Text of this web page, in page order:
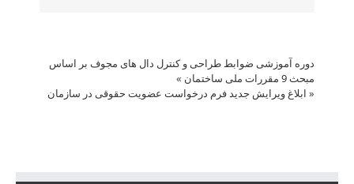
دوره آموزشی ضوابط طراحی و کنترل دال های مجوف بر اساس
مبحث 9 مقررات ملی ساختمان
»
« ابلاغ ویرایش جدید فرم درخواست عضویت حقوقی در سازمان